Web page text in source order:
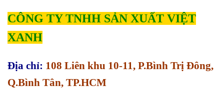
CÔNG TY TNHH SẢN XUẤT VIỆT
XANH
Địa chỉ: 108 Liên khu 10-11, P.Bình Trị Đông,
Q.Bình Tân, TP.HCM